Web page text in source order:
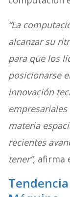
“La
alcanzar su
para que los
posicionarse
innovación
materia
recientes
tener”, afirma